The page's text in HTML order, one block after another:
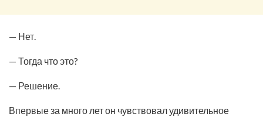
— Нет.
— Тогда что это?
— Решение.
Впервые за много лет он чувствовал удивительное